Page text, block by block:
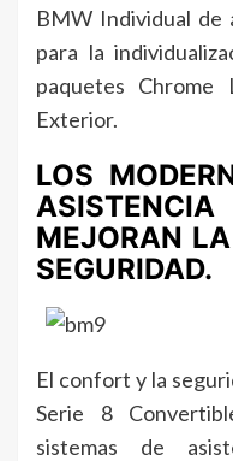
BMW Individual de
para la
paquetes
Exterior.
LOS
MEJORAN
SEGURIDAD.
El confort y la
Serie 8
sistemas de